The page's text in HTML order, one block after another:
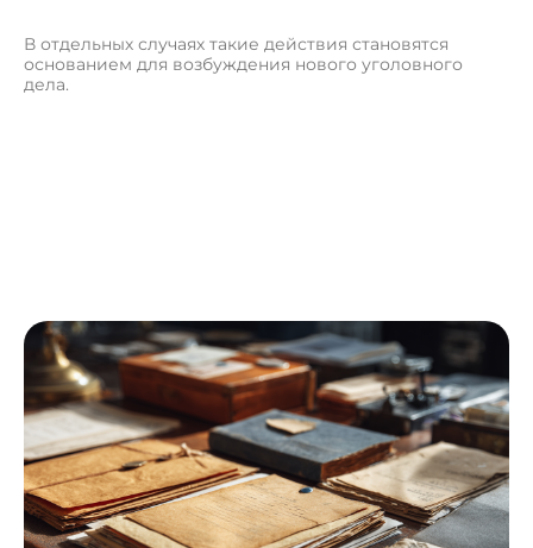
В отдельных случаях такие действия становятся
основанием для возбуждения нового уголовного
дела.